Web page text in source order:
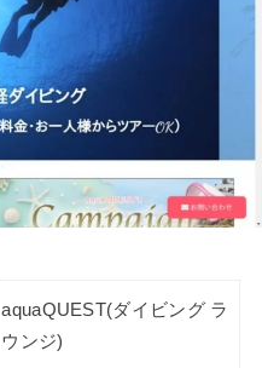
aquaQUEST(ダイビング ラ
ウンジ)